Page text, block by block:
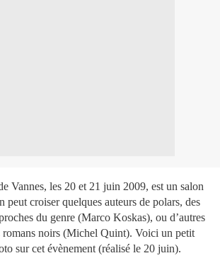
Vannes, les 20 et 21 juin 2009, est un salon
peut croiser quelques auteurs de polars, des
du genre (Marco Koskas), ou d’autres
romans noirs (Michel Quint). Voici un petit
sur cet évènement (réalisé le 20 juin).